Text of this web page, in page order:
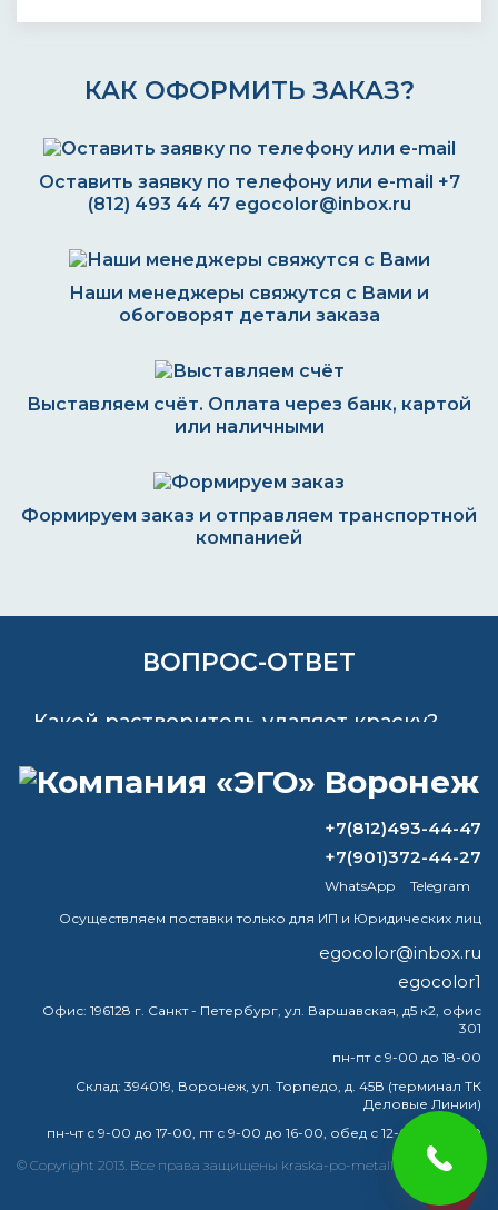
КАК ОФОРМИТЬ ЗАКАЗ?
Оставить заявку по телефону или e-mail +7
(812) 493 44 47 egocolor@inbox.ru
Наши менеджеры свяжутся с Вами и
обоговорят детали заказа
Выставляем счёт. Оплата через банк, картой
или наличными
Формируем заказ и отправляем транспортной
компанией
ВОПРОС-ОТВЕТ
Какой растворитель удаляет краску?
Мы подрядная организация,
выполняем строительно-ремонтные
работы. Часто используем штукатурки
Церезит , сейчас так как температура
понизилась ищем антизамерзайки для
сухих смесей. У вас вроде как есть что
то подобное?
эмаль для металла, которая будет
преобразователя ржавчины?
краска эмаль купить грунт
металла
+7(812)493-44-47
+7(901)372-44-27
WhatsApp
Telegram
Осуществляем поставки только для ИП и Юридических лиц
egocolor@inbox.ru
egocolor1
Офис: 196128 г. Санкт - Петербург, ул. Варшавская, д5 к2, офис
301
пн-пт с 9-00 до 18-00
Склад: 394019, Воронеж, ул. Торпедо, д. 45В (терминал ТК
Деловые Линии)
пн-чт с 9-00 до 17-00, пт с 9-00 до 16-00, обед с 12-00 до 13-00
© Copyright 2013. Все права защищены kraska-po-metallu-voronej.ru